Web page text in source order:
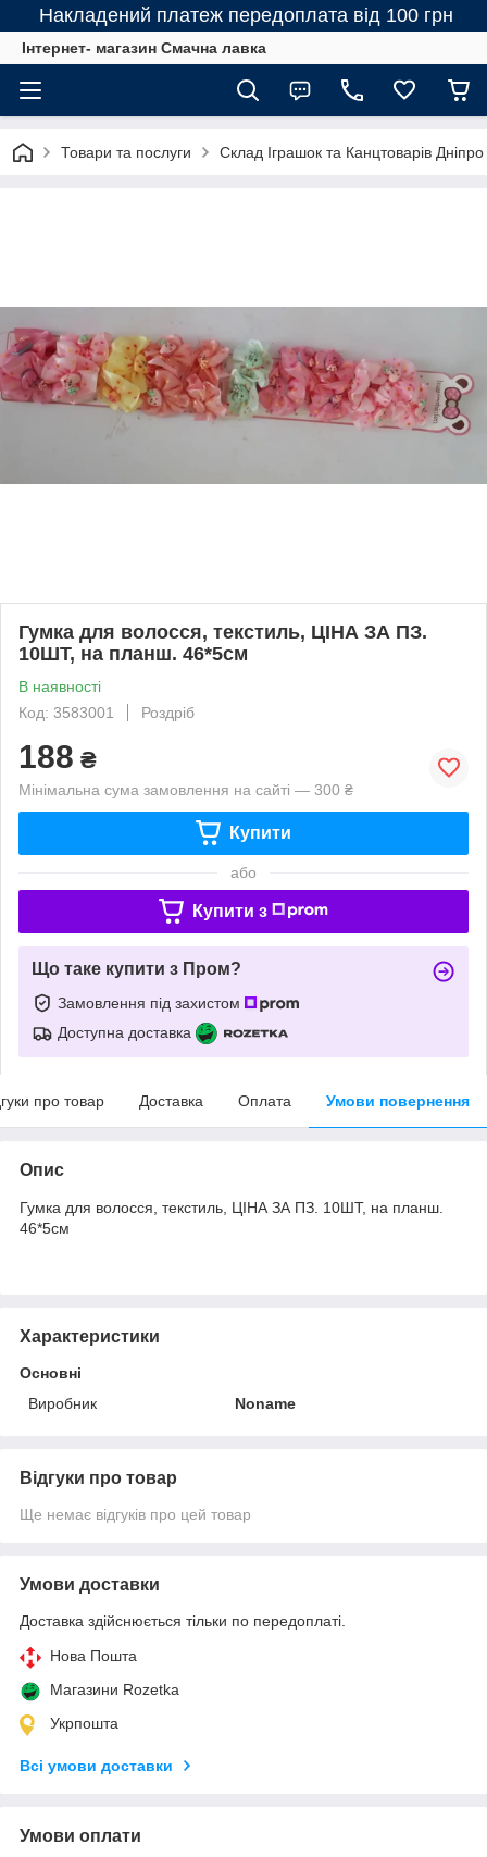
Накладений платеж передоплата від 100 грн
Інтернет- магазин Смачна лавка
Товари та послуги Склад Іграшок та Канцтоварів Дніпро
Гумка для волосся, текстиль, ЦІНА ЗА ПЗ.
10ШТ, на планш. 46*5см
В наявності
Код: 3583001
Роздріб
188 ₴
Мінімальна сума замовлення на сайті — 300 ₴
Купити
або
Купити з
Що таке купити з Пром?
Замовлення під захистом
Доступна доставка
про товар Доставка Оплата Умови повернення
Опис
Гумка для волосся, текстиль, ЦІНА ЗА ПЗ. 10ШТ, на планш.
46*5см
Характеристики
Основні
Виробник
Noname
Відгуки про товар
Ще немає відгуків про цей товар
Умови доставки
Доставка здійснюється тільки по передоплаті.
Нова Пошта
Магазини Rozetka
Укрпошта
Всі умови доставки
Умови оплати